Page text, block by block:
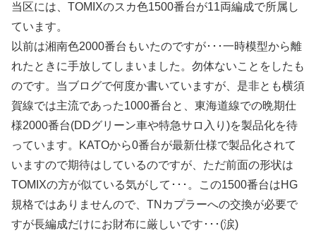
当区には、TOMIXのスカ色1500番台が11両編成で所属し
ています。
以前は湘南色2000番台もいたのですが･･･一時模型から離
れたときに手放してしまいました。勿体ないことをしたも
のです。当ブログで何度か書いていますが、是非とも横須
賀線では主流であった1000番台と、東海道線での晩期仕
様2000番台(DDグリーン車や特急サロ入り)を製品化を待
っています。KATOから0番台が最新仕様で製品化されて
いますので期待はしているのですが、ただ前面の形状は
TOMIXの方が似ている気がして･･･。この1500番台はHG
規格ではありませんので、TNカプラーへの交換が必要で
すが長編成だけにお財布に厳しいです･･･(涙)